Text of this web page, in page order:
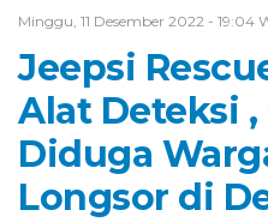
Minggu, 11 Desember 2022 - 19:04
Jeepsi
Alat Deteksi
Diduga
Longsor di